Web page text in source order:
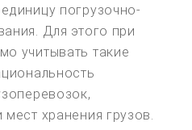
погрузочно-
Для этого при
учитывать такие
хранения грузов.